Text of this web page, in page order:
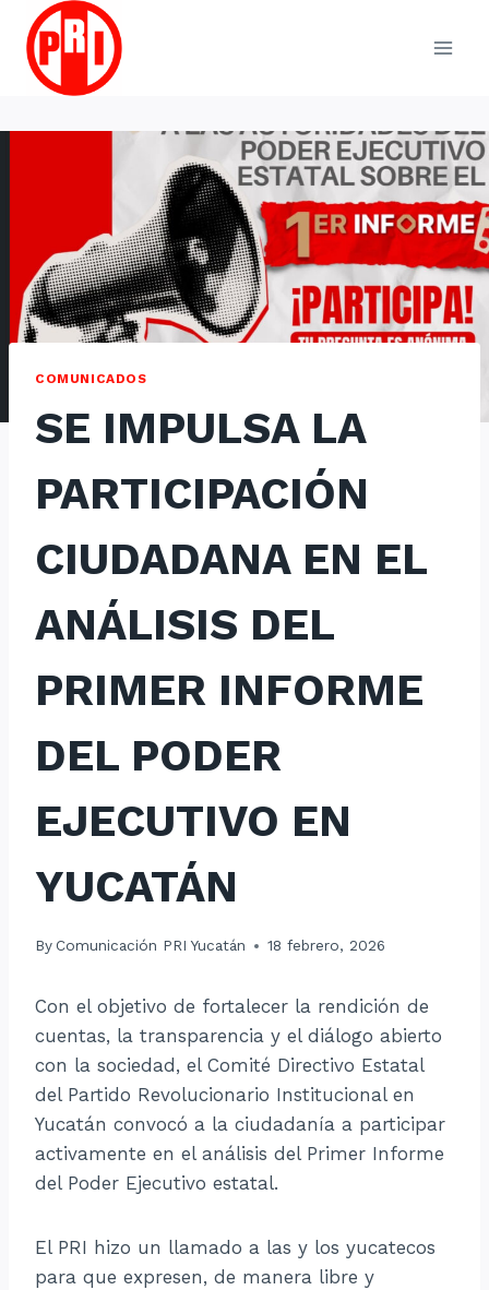
Skip
content
COMUNICADOS
SE IMPULSA LA
PARTICIPACIÓN
CIUDADANA EN EL
ANÁLISIS DEL
PRIMER INFORME
DEL PODER
EJECUTIVO EN
YUCATÁN
By Comunicación PRI Yucatán 18 febrero, 2026
Con el objetivo de fortalecer la rendición de
cuentas, la transparencia y el diálogo abierto
con la sociedad, el Comité Directivo Estatal
del Partido Revolucionario Institucional en
Yucatán convocó a la ciudadanía a participar
activamente en el análisis del Primer Informe
del Poder Ejecutivo estatal.
El PRI hizo un llamado a las y los yucatecos
para que expresen, de manera libre y